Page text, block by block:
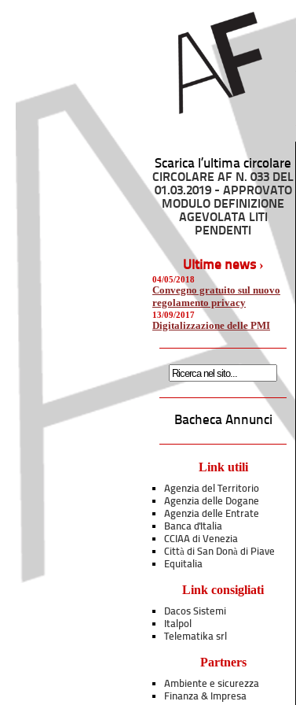
Scarica l’ultima circolare
CIRCOLARE AF N. 033 DEL
01.03.2019 - APPROVATO
MODULO DEFINIZIONE
AGEVOLATA LITI
PENDENTI
Ultime news ›
04/05/2018
Convegno gratuito sul nuovo
regolamento privacy
13/09/2017
Digitalizzazione delle PMI
Bacheca Annunci
Link utili
Agenzia del Territorio
Agenzia delle Dogane
Agenzia delle Entrate
Banca d'Italia
CCIAA di Venezia
Città di San Donà di Piave
Equitalia
Link consigliati
Dacos Sistemi
Italpol
Telematika srl
Partners
Ambiente e sicurezza
Finanza & Impresa